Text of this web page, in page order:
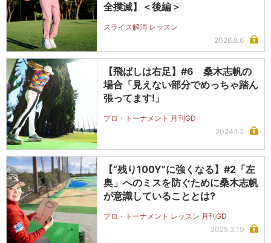
全撲滅】＜後編＞
スライス解消 レッスン
2026.8.6
【飛ばしは右足】#6 桑木志帆の
場合「見えない部分でめっちゃ踏ん
張ってます!」
プロ・トーナメント 月刊GD
2024.1.2
【“残り100Y”に強くなる】#2「左
奥」へのミスを防ぐために桑木志帆
が意識していることとは?
プロ・トーナメント レッスン 月刊GD
2025.3.19